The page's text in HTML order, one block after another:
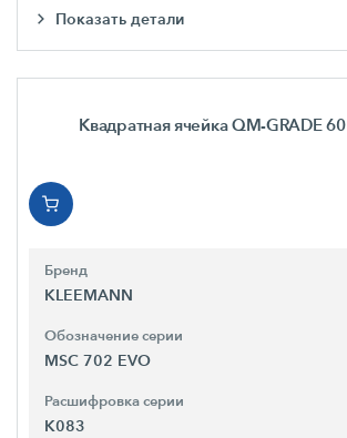
Показать детали
Квадратная ячейка QM-GRADE 60
Бренд
KLEEMANN
Обозначение серии
MSC 702 EVO
Расшифровка серии
K083